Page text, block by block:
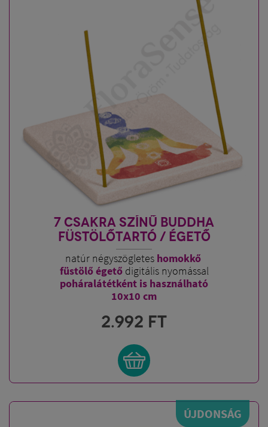
7 CSAKRA SZÍNŰ BUDDHA
FÜSTÖLŐTARTÓ / ÉGETŐ
natúr négyszögletes homokkő
füstölő égető digitális nyomással
poháralátétként is használható
10x10 cm
2.992 FT
ÚJDONSÁG